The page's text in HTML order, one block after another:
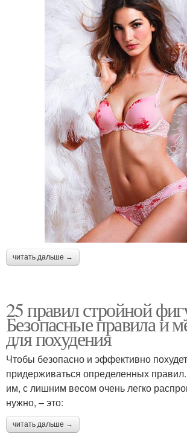
читать дальше →
25 правил стройной
Безопасные правила и
для похудения
Чтобы безопасно и эффективно
придерживаться определенных
им, с лишним весом очень легко
нужно, – это:
читать дальше →